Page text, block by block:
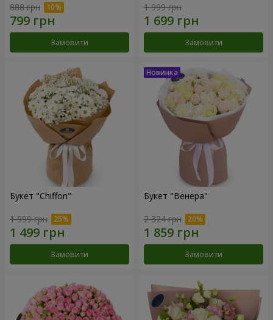
888 грн
Замовити
1 999 грн
Замовити
Букет "Chiffon"
1 999 грн
Замовити
Букет "Венера"
2 324 грн
Замовити